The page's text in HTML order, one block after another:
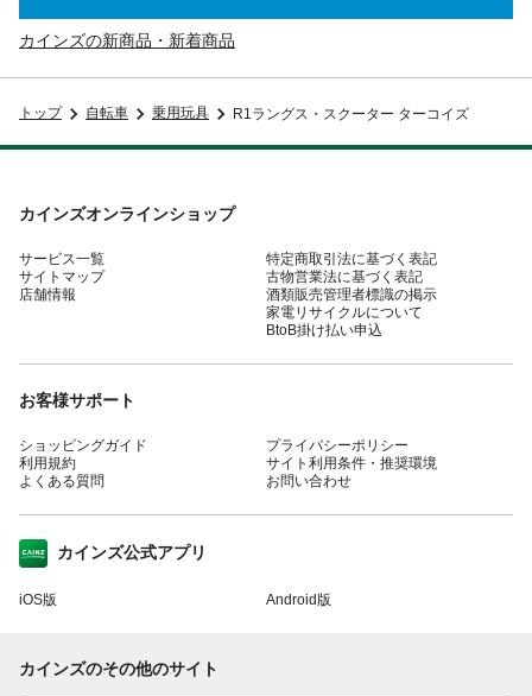
カインズの新商品・新着商品
トップ 自転車 乗用玩具 R1ラングス・スクーター ターコイズ
カインズオンラインショップ
サービス一覧
サイトマップ
店舗情報
特定商取引法に基づく表記
古物営業法に基づく表記
酒類販売管理者標識の掲示
家電リサイクルについて
BtoB掛け払い申込
お客様サポート
ショッピングガイド
利用規約
よくある質問
プライバシーポリシー
サイト利用条件・推奨環境
お問い合わせ
カインズ公式アプリ
iOS版 Android版
カインズのその他のサイト